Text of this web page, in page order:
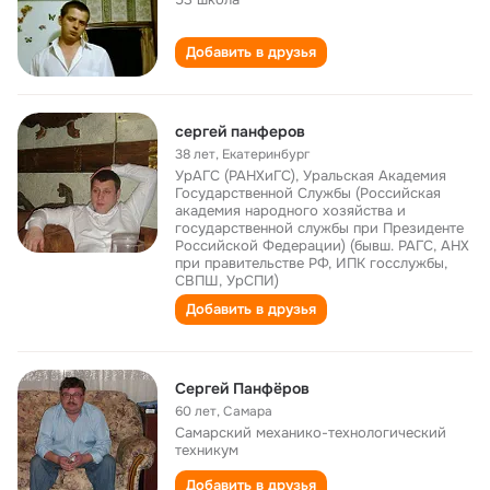
Добавить в друзья
сергей панферов
38 лет, Екатеринбург
УрАГС (РАНХиГС), Уральская Академия
Государственной Службы (Российская
академия народного хозяйства и
государственной службы при Президенте
Российской Федерации) (бывш. РАГС, АНХ
при правительстве РФ, ИПК госслужбы,
СВПШ, УрСПИ)
Добавить в друзья
Сергей Панфёров
60 лет,Самара
Самарский механико-технологический
техникум
Добавить в друзья